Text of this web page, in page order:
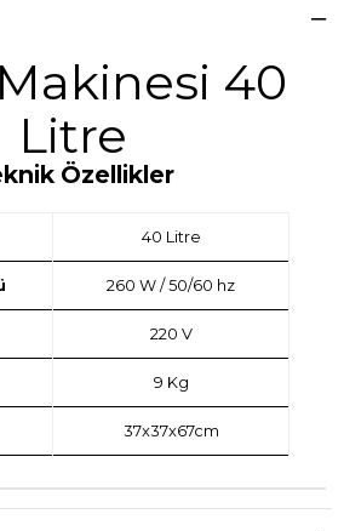
40
Litre
Özellikler
40 Litre
260 W / 50/60 hz
220 V
9 Kg
37x37x67cm